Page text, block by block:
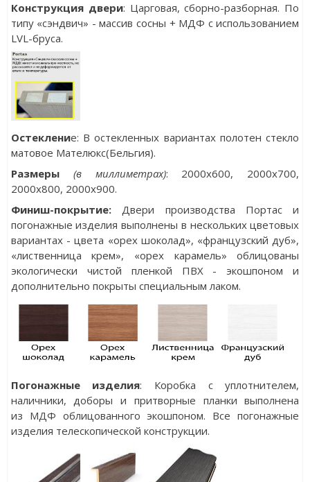
Конструкция двери: Царговая, сборно-разборная. По
типу «сэндвич» - массив сосны + МДФ с использованием
LVL-бруса.
Остекление: В остекленных вариантах полотен стекло
матовое Мателюкс(Бельгия).
Размеры (в миллиметрах): 2000х600, 2000x700,
2000x800, 2000x900.
Финиш-покрытие:Двери производства Портас и
погонажные изделия выполнены в нескольких цветовых
вариантах - цвета «орех шоколад», «французский дуб»,
«лиственница крем», «орех карамель» облицованы
экологически чистой пленкой ПВХ - экошпоном и
дополнительно покрыты специальным лаком.
Погонажные изделия: Коробка с уплотнителем,
наличники, доборы и притворные планки выполнена
из МДФ облицованного экошпоном. Все погонажные
изделия телескопической конструкции.